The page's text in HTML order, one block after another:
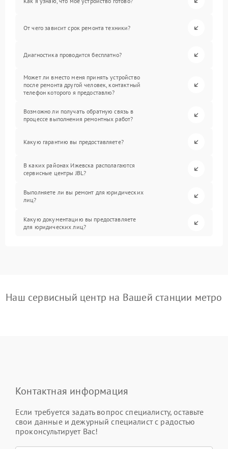
От чего зависит срок ремонта техники?
Диагностика проводится бесплатно?
Может ли вместо меня принять устройство
после ремонта другой человек, контактный
телефон которого я предоставлю?
Возможно ли получать обратную связь в
процессе выполнения ремонтных работ?
Какую гарантию вы предоставляете?
В каких районах Ижевска располагаются
сервисные центры JBL?
Выполняете ли вы ремонт для юридических
лиц?
Какую документацию вы предоставляете
для юридических лиц?
Наш сервисный центр на Вашей станции метро
Контактная информация
Если требуется задать вопрос специалисту, оставьте
свои данные и дежурный специалист с радостью
проконсультирует Вас!